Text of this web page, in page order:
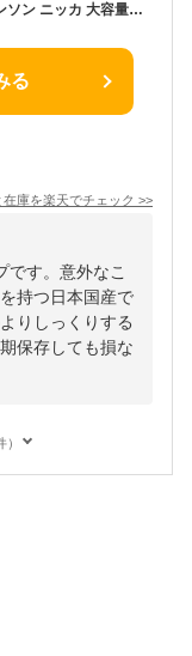
ウヰルキンソン ジン(1800ml)[ジン ウイルキンソン ニッカ 大容量 業務用 ソーダ割]
る
在庫を楽天でチェック >>
です。意外なこ
持つ日本国産で
りしっくりする
保存しても損な